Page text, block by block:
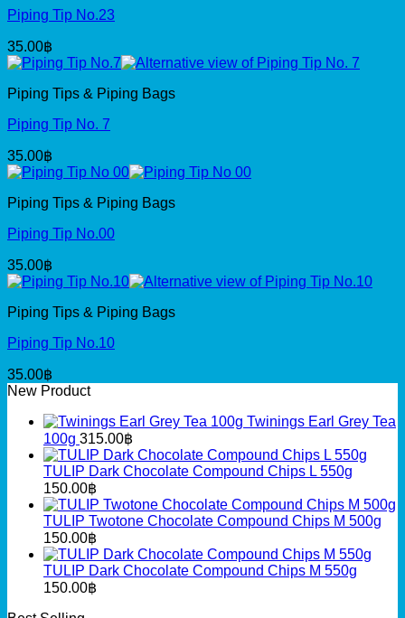
Piping Tip No.23
35.00฿
Piping Tips & Piping Bags
Piping Tip No. 7
35.00฿
Piping Tips & Piping Bags
Piping Tip No.00
35.00฿
Piping Tips & Piping Bags
Piping Tip No.10
35.00฿
New Product
Twinings Earl Grey Tea
100g 315.00฿
TULIP Dark Chocolate Compound Chips L 550g
150.00฿
TULIP Twotone Chocolate Compound Chips M 500g
150.00฿
TULIP Dark Chocolate Compound Chips M 550g
150.00฿